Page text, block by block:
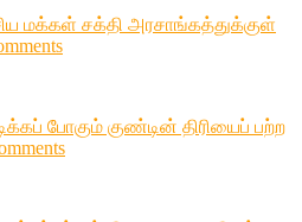
மக்கள் சக்தி அரசாங்கத்துக்குள்
போகும் குண்டின் திரியைப் பற்ற